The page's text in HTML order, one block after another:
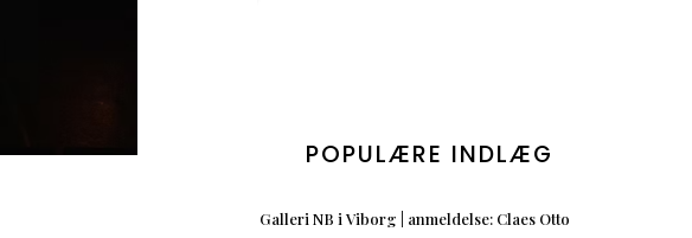
POPULÆRE INDLÆG
Galleri NB i Viborg | anmeldelse: Claes Otto